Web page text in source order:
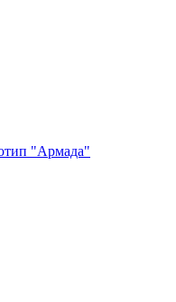
"Армада"